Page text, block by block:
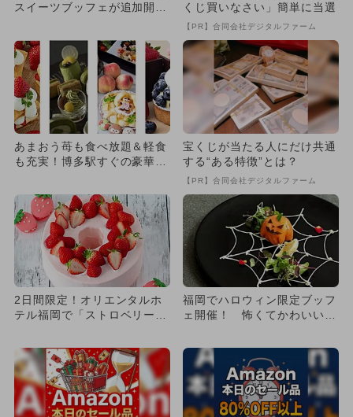
スイーツブッフェが追加開
もO...
くじ買いなさい」簡単に当選
【PR】合同会社デジタルファーム
あまおう苺も食べ放題＆軽食
も充実！博多駅すぐの豪華ス
宝くじが当たる人にだけ共通
する“ある特徴”とは？
【PR】合同会社デジタルファーム
2日間限定！オリエンタルホ
テル福岡で「ストロベリース
福岡でハロウィン限定ブッフ
ェ開催！ 怖くてかわいいメ